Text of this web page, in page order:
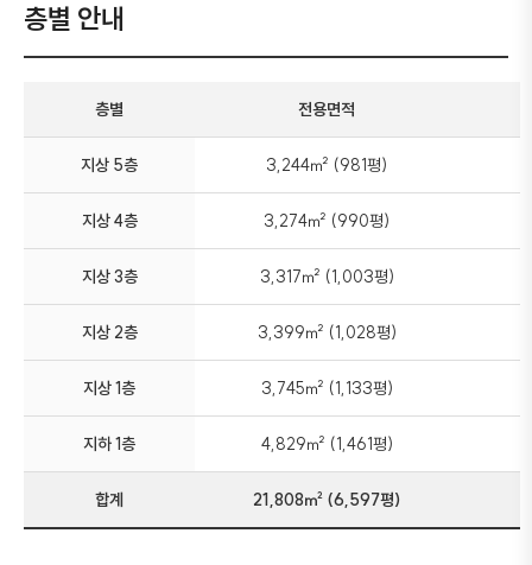
층별 안내
층별 전용면적
지상 5층 3,244㎡ (981평)
지상 4층 3,274㎡ (990평)
지상 3층 3,317㎡ (1,003평)
지상 2층 3,399㎡ (1,028평)
지상 1층 3,745㎡ (1,133평)
지하 1층 4,829㎡ (1,461평)
합계 21,808㎡ (6,597평)